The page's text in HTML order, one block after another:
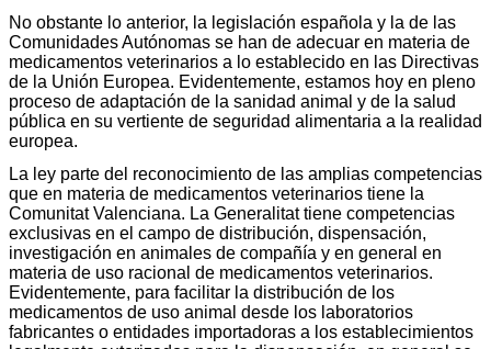
No obstante lo anterior, la legislación española y la de las
Comunidades Autónomas se han de adecuar en materia de
medicamentos veterinarios a lo establecido en las Directivas
de la Unión Europea. Evidentemente, estamos hoy en pleno
proceso de adaptación de la sanidad animal y de la salud
pública en su vertiente de seguridad alimentaria a la realidad
europea.
La ley parte del reconocimiento de las amplias competencias
que en materia de medicamentos veterinarios tiene la
Comunitat Valenciana. La Generalitat tiene competencias
exclusivas en el campo de distribución, dispensación,
investigación en animales de compañía y en general en
materia de uso racional de medicamentos veterinarios.
Evidentemente, para facilitar la distribución de los
medicamentos de uso animal desde los laboratorios
fabricantes o entidades importadoras a los establecimientos